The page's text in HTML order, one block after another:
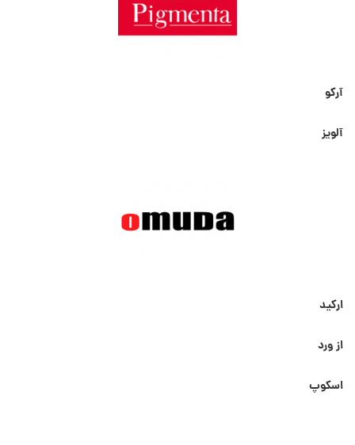
آرکو
آلویز
ارکید
از ورد
اسکوپ